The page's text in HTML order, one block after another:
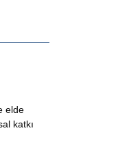
elde
katkı